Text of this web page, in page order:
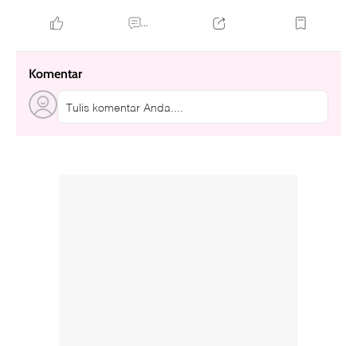
...
Komentar
Tulis komentar Anda....